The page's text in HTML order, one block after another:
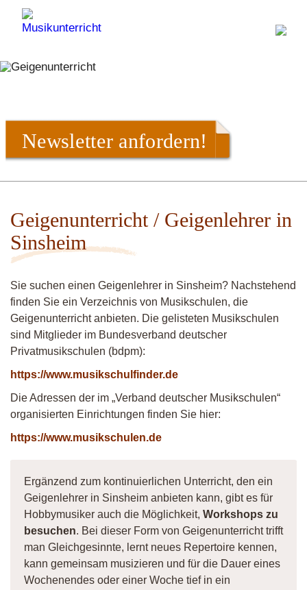
Newsletter anfordern!
Geigenunterricht / Geigenlehrer in
Sinsheim
Sie suchen einen Geigenlehrer in Sinsheim? Nachstehend
finden Sie ein Verzeichnis von Musikschulen, die
Geigenunterricht anbieten. Die gelisteten Musikschulen
sind Mitglieder im Bundesverband deutscher
Privatmusikschulen (bdpm):
https://www.musikschulfinder.de
Die Adressen der im „Verband deutscher Musikschulen“
organisierten Einrichtungen finden Sie hier:
https://www.musikschulen.de
Ergänzend zum kontinuierlichen Unterricht, den ein
Geigenlehrer in Sinsheim anbieten kann, gibt es für
Hobbymusiker auch die Möglichkeit, Workshops zu
besuchen. Bei dieser Form von Geigenunterricht trifft
man Gleichgesinnte, lernt neues Repertoire kennen,
kann gemeinsam musizieren und für die Dauer eines
Wochenendes oder einer Woche tief in ein